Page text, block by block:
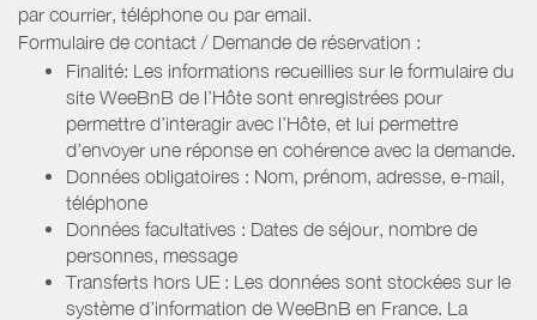
par courrier, téléphone ou par email.
Formulaire de contact / Demande de réservation :
Finalité: Les informations recueillies sur le formulaire du
site WeeBnB de l’Hôte sont enregistrées pour
permettre d’interagir avec l’Hôte, et lui permettre
d’envoyer une réponse en cohérence avec la demande.
Données obligatoires : Nom, prénom, adresse, e-mail,
téléphone
Données facultatives : Dates de séjour, nombre de
personnes, message
Transferts hors UE : Les données sont stockées sur le
système d’information de WeeBnB en France. La